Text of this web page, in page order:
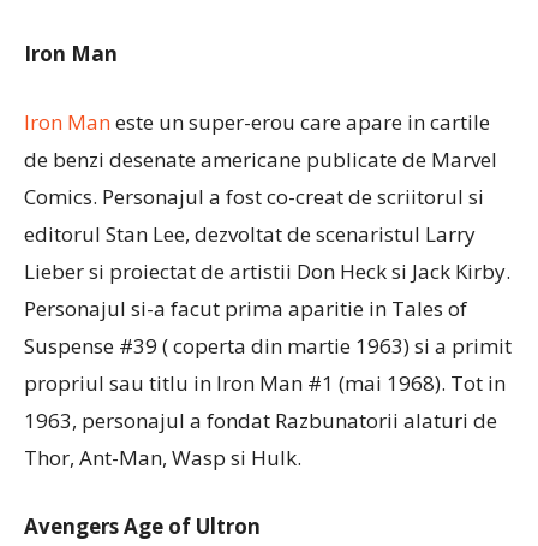
Iron Man
Iron Maneste un super-erou care apare in cartile
de benzi desenate americane publicate de Marvel
Comics. Personajul a fost co-creat de scriitorul si
editorul Stan Lee, dezvoltat de scenaristul Larry
Lieber si proiectat de artistii Don Heck si Jack Kirby.
Personajul si-a facut prima aparitie in Tales of
Suspense #39 ( coperta din martie 1963) si a primit
propriul sau titlu in Iron Man #1 (mai 1968). Tot in
1963, personajul a fondat Razbunatorii alaturi de
Thor, Ant-Man, Wasp si Hulk.
Avengers Age of Ultron